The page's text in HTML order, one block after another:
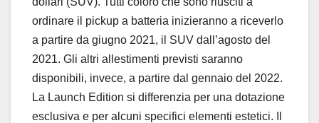
ordinare il pickup a batteria inizieranno a riceverlo
a partire da giugno 2021, il SUV dall’agosto del
2021. Gli altri allestimenti previsti saranno
disponibili, invece, a partire dal gennaio del 2022.
La Launch Edition si differenzia per una dotazione
esclusiva e per alcuni specifici elementi estetici. Il